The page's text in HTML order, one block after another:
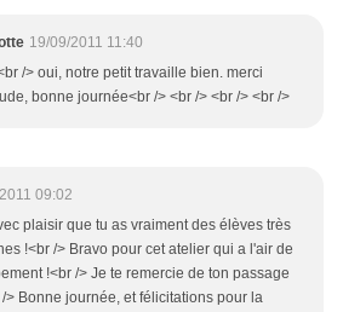
19/09/2011 11:40
/> oui, notre petit travaille bien. merci
bonne journée<br /> <br /> <br /> <br />
09:02
plaisir que tu as vraiment des élèves très
!<br /> Bravo pour cet atelier qui a l'air de
!<br /> Je te remercie de ton passage
> Bonne journée, et félicitations pour la